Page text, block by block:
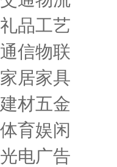
礼品工艺
通信物联
家居家具
建材五金
体育娱闲
光电广告